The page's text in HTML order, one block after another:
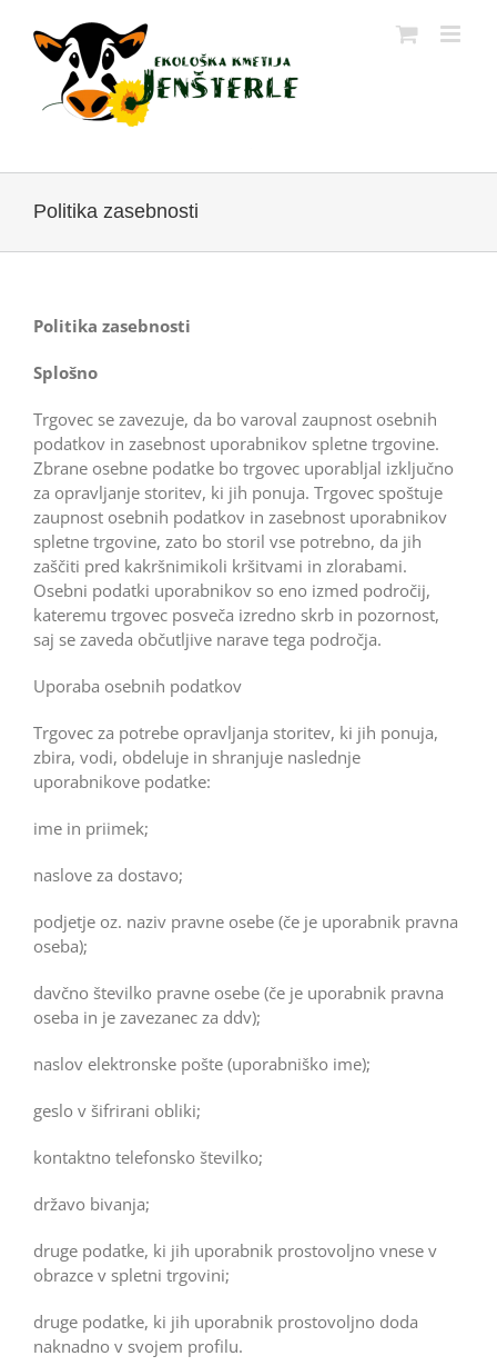
content
Politika zasebnosti
Politika zasebnosti
Splošno
Trgovec se zavezuje, da bo varoval zaupnost osebnih
podatkov in zasebnost uporabnikov spletne trgovine.
Zbrane osebne podatke bo trgovec uporabljal izključno
za opravljanje storitev, ki jih ponuja. Trgovec spoštuje
zaupnost osebnih podatkov in zasebnost uporabnikov
spletne trgovine, zato bo storil vse potrebno, da jih
zaščiti pred kakršnimikoli kršitvami in zlorabami.
Osebni podatki uporabnikov so eno izmed področij,
kateremu trgovec posveča izredno skrb in pozornost,
saj se zaveda občutljive narave tega področja.
Uporaba osebnih podatkov
Trgovec za potrebe opravljanja storitev, ki jih ponuja,
zbira, vodi, obdeluje in shranjuje naslednje
uporabnikove podatke:
ime in priimek;
naslove za dostavo;
podjetje oz. naziv pravne osebe (če je uporabnik pravna
oseba);
davčno številko pravne osebe (če je uporabnik pravna
oseba in je zavezanec za ddv);
naslov elektronske pošte (uporabniško ime);
geslo v šifrirani obliki;
kontaktno telefonsko številko;
državo bivanja;
druge podatke, ki jih uporabnik prostovoljno vnese v
obrazce v spletni trgovini;
druge podatke, ki jih uporabnik prostovoljno doda
naknadno v svojem profilu.